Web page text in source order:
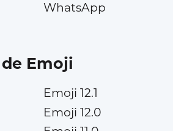
WhatsApp
Emoji
Emoji 12.1
Emoji 12.0